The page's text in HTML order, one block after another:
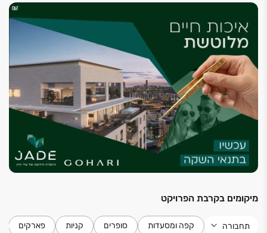
מיקומים בקרבת הפרויקט
תחבורה קפה ומסעדות סופרים קניות פארקים